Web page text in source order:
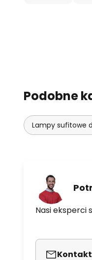
Podobne
Lampy sufitowe
Nasi eksperci
Kontakt